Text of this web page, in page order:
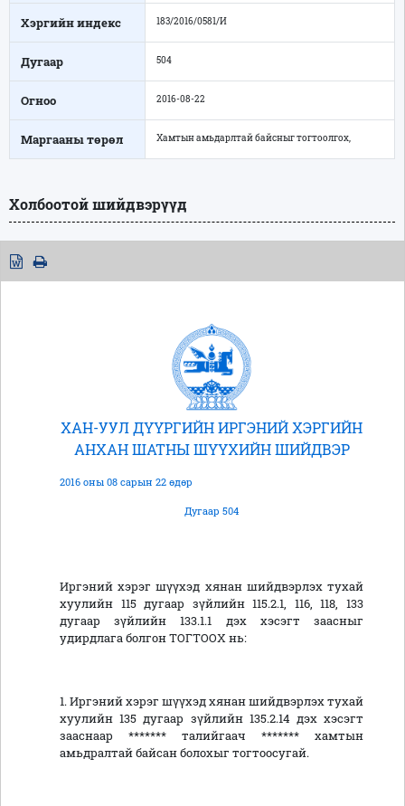
Хэргийн индекс 183/2016/0581/И
Дугаар 504
Огноо 2016-08-22
Маргааны төрөл Хамтын амьдарлтай байсныг тогтоолгох,
Холбоотой шийдвэрүүд
ХАН-УУЛ ДҮҮРГИЙН ИРГЭНИЙ ХЭРГИЙН
АНХАН ШАТНЫ ШҮҮХИЙН ШИЙДВЭР
2016 оны 08 сарын 22 өдөр
Дугаар 504
Иргэний хэрэг шүүхэд хянан шийдвэрлэх тухай
хуулийн 115 дугаар зүйлийн 115.2.1, 116, 118, 133
дугаар зүйлийн 133.1.1 дэх хэсэгт заасныг
удирдлага болгон ТОГТООХ нь:
1. Иргэний хэрэг шүүхэд хянан шийдвэрлэх тухай
хуулийн 135 дугаар зүйлийн 135.2.14 дэх хэсэгт
зааснаар ******* талийгаач ******* хамтын
амьдралтай байсан болохыг тогтоосугай.